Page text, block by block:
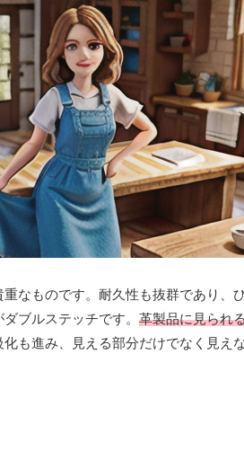
なものです。耐久性も抜群であり、
ブルステッチです。 革製品に見られ
も進み、見える部分だけでなく見え